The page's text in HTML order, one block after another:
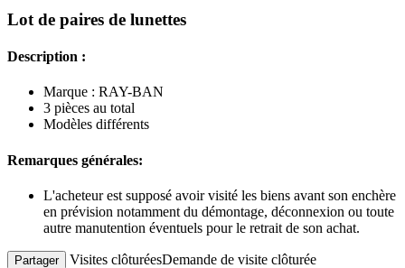
Lot de paires de lunettes
Description :
Marque : RAY-BAN
3 pièces au total
Modèles différents
Remarques générales:
L'acheteur est supposé avoir visité les biens avant son enchère
en prévision notamment du démontage, déconnexion ou toute
autre manutention éventuels pour le retrait de son achat.
Partager Visites clôturéesDemande de visite clôturée